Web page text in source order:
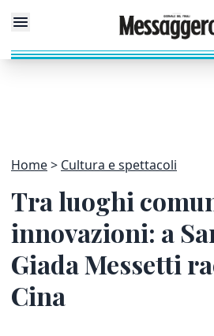
Home Cultura e spettacoli
Tra luoghi
innovazioni: a
Giada Messetti
Cina